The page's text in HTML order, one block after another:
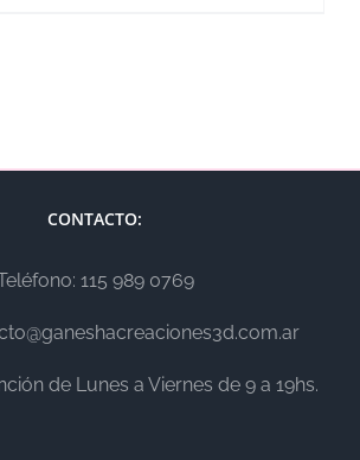
CONTACTO:
115 989 0769
de Lunes a Viernes de 9 a 19hs.